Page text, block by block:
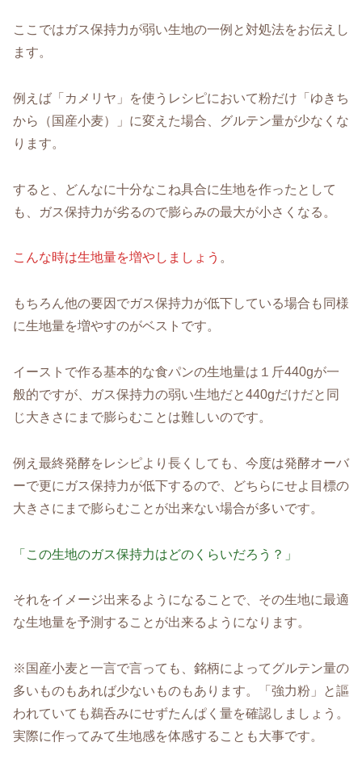
ここではガス保持力が弱い生地の一例と対処法をお伝えし
ます。
例えば「カメリヤ」を使うレシピにおいて粉だけ「ゆきち
から（国産小麦）」に変えた場合、グルテン量が少なくな
ります。
すると、どんなに十分なこね具合に生地を作ったとして
も、ガス保持力が劣るので膨らみの最大が小さくなる。
こんな時は生地量を増やしましょう 。
もちろん他の要因でガス保持力が低下している場合も同様
に生地量を増やすのがベストです。
イーストで作る基本的な食パンの生地量は１斤440gが一
般的ですが、ガス保持力の弱い生地だと440gだけだと同
じ大きさにまで膨らむことは難しいのです。
例え最終発酵をレシピより長くしても、今度は発酵オーバ
ーで更にガス保持力が低下するので、どちらにせよ目標の
大きさにまで膨らむことが出来ない場合が多いです。
「この生地のガス保持力はどのくらいだろう？」
それをイメージ出来るようになることで、その生地に最適
な生地量を予測することが出来るようになります。
※国産小麦と一言で言っても、銘柄によってグルテン量の
多いものもあれば少ないものもあります。「強力粉」と謳
われていても鵜呑みにせずたんぱく量を確認しましょう。
実際に作ってみて生地感を体感することも大事です。